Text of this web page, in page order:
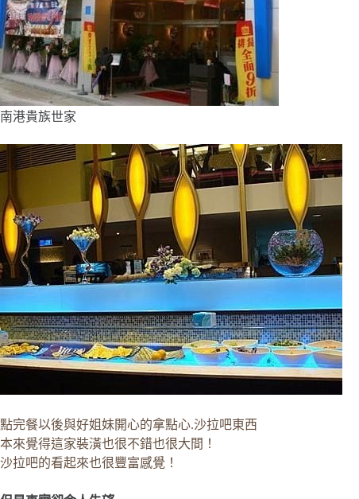
南港貴族世家
點完餐以後與好姐妹開心的拿點心.沙拉吧東西
本來覺得這家裝潢也很不錯也很大間！
沙拉吧的看起來也很豐富感覺！